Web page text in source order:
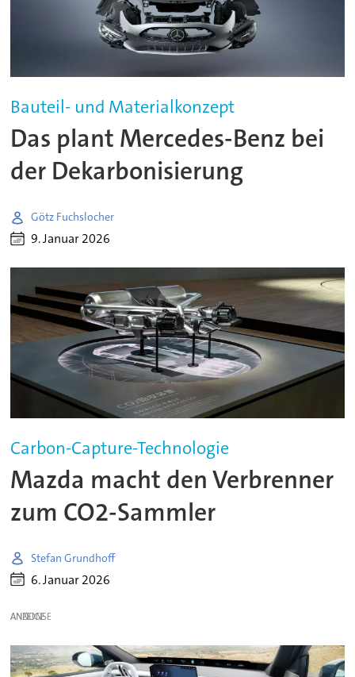
Bauteil- und Materialkonzept
Das plant Mercedes-Benz bei
der Dekarbonisierung
Götz Fuchslocher
9. Januar 2026
Carbon-Capture-Technologie
Mazda macht den Verbrenner
zum CO2-Sammler
Stefan Grundhoff
6. Januar 2026
ANZEIGE